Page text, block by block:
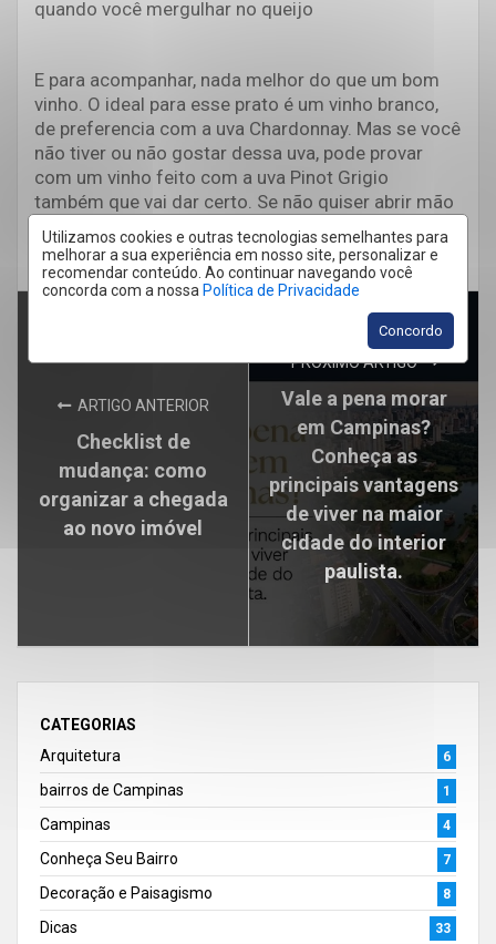
Utilizamos cookies e outras tecnologias semelhantes para
melhorar a sua experiência em nosso site, personalizar e
recomendar conteúdo. Ao continuar navegando você
concorda com a nossa Política de Privacidade
Concordo
quando você mergulhar no queijo
E para acompanhar, nada melhor do que um bom
vinho. O ideal para esse prato é um vinho branco,
de preferencia com a uva Chardonnay. Mas se você
não tiver ou não gostar dessa uva, pode provar
com um vinho feito com a uva Pinot Grigio
também que vai dar certo. Se não quiser abrir mão
dos vinhos tintos, procure um bem leve, como um
Pinot Noir.
ARTIGO ANTERIOR
Checklist de
mudança: como
organizar a chegada
ao novo imóvel
PRÓXIMO ARTIGO
Vale a pena morar
em Campinas?
Conheça as
principais vantagens
de viver na maior
cidade do interior
paulista.
CATEGORIAS
Arquitetura
6
bairros de Campinas 1
Campinas 4
Conheça Seu Bairro 7
Decoração e Paisagismo 8
Dicas 33